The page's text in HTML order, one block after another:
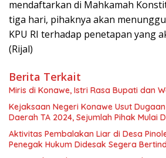
mendaftarkan di Mahkamah
tiga hari, pihaknya akan
KPU RI terhadap penetapan yang
(Rijal)
Berita Terkait
Miris di Konawe, Istri Rasa Bupati dan
Kejaksaan Negeri Konawe Usut
Daerah TA 2024, Sejumlah Pihak Mulai
Aktivitas Pembalakan Liar di Desa
Penegak Hukum Didesak Segera